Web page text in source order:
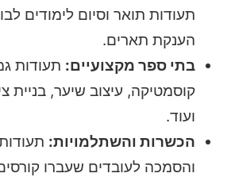
תעודות תואר וסיום לימודים
הענקת תארים.
בתי ספר מקצועיים: תעודות
קוסמטיקה, עיצוב שיער, בניית
ועוד.
הכשרות והשתלמויות:
והסמכה לעובדים שעברו